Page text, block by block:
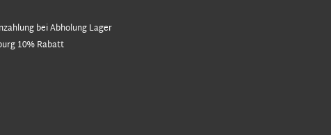
bei Abholung Lager
10% Rabatt